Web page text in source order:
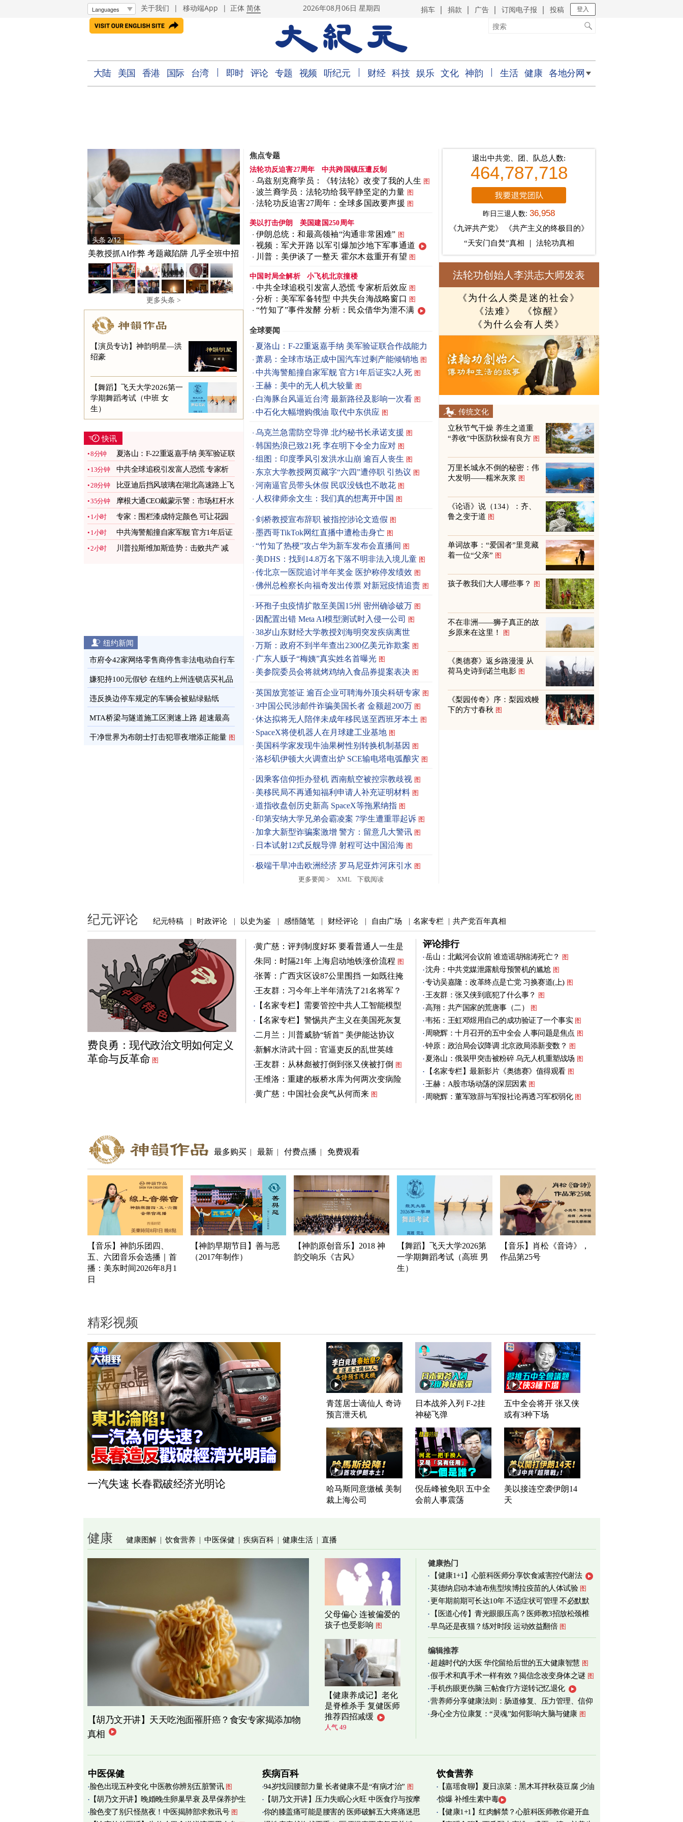
关于我们 | 移动端App | 正体 简体 2026年08月06日 星期四 捐车 捐款 广告 订阅电子报 投稿 登入
大陆 美国 香港 国际 台湾 即时 评论 专题 视频 听纪元 财经 科技 娱乐 文化 神韵 生活 健康 各地分网
头条 2/12
美教授抓AI作弊 考题藏陷阱 几乎全班中招
更多头条 >
【演员专访】神韵明星—洪
绍豪
【舞蹈】飞天大学2026第一
学期舞蹈考试（中班 女
生）
快讯
8分钟
夏洛山：F-22重返嘉手纳 美军验证联
合作战能力 图
13分钟
中共全球追税引发富人恐慌 专家析
后效应 图
28分钟
比亚迪后挡风玻璃在湖北高速路上飞
脱 击中后车
图
35分钟
摩根大通CEO戴蒙示警：市场杠杆水
准相当高 图
1小时
专家：围栏漆成特定颜色 可让花园
感觉变大 图
1小时
中共海警船撞自家军舰 官方1年后证
实2人死 图
2小时
川普拉斯维加斯造势：击败共产 减
纽约新闻
市府令42家网络零售商停售非法电动自行车
图
嫌犯持100元假钞 在纽约上州连锁店买礼品
卡 图
违反换边停车规定的车辆会被贴绿贴纸
MTA桥梁与隧道施工区测速上路 超速最高
罚100元 图
干净世界为布朗士打击犯罪夜增添正能量 图
焦点专题
法轮功反迫害27周年 中共跨国镇压遭反制
乌兹别克裔学员：《转法轮》改变了我的人生 图
波兰裔学员：法轮功给我平静坚定的力量 图
法轮功反迫害27周年：全球多国政要声援 图
美以打击伊朗 美国建国250周年
伊朗总统：和最高领袖“沟通非常困难” 图
视频：军犬开路 以军引爆加沙地下军事通道
川普：美伊谈了一整天 霍尔木兹重开有望 图
中国时局全解析 小飞机北京撞楼
中共全球追税引发富人恐慌 专家析后效应 图
分析：美军军备转型 中共失台海战略窗口 图
“竹知了”事件发酵 分析：民众借华为泄不满
全球要闻
夏洛山：F-22重返嘉手纳 美军验证联合作战能力
图
萧易：全球市场正成中国汽车过剩产能倾销地 图
中共海警船撞自家军舰 官方1年后证实2人死 图
王赫：美中的无人机大较量 图
白海豚台风逼近台湾 最新路径及影响一次看 图
中石化大幅增购俄油 取代中东供应 图
乌克兰急需防空导弹 北约秘书长承诺支援 图
韩国热浪已致21死 李在明下令全力应对 图
组图：印度季风引发洪水山崩 逾百人丧生 图
东京大学教授网页藏字“六四”遭停职 引热议 图
河南逼官员带头休假 民叹没钱也不敢花 图
人权律师余文生：我们真的想离开中国 图
剑桥教授宣布辞职 被指控涉论文造假 图
墨西哥TikTok网红直播中遭枪击身亡 图
“竹知了热梗”攻占华为新车发布会直播间 图
美DHS：找到14.8万名下落不明非法入境儿童 图
传北京一医院追讨半年奖金 医护称停发绩效 图
佛州总检察长向福奇发出传票 对新冠疫情追责 图
环孢子虫疫情扩散至美国15州 密州确诊破万 图
因配置出错 Meta AI模型测试时入侵一公司 图
38岁山东财经大学教授刘海明突发疾病离世
万斯：政府不到半年查出2300亿美元诈欺案 图
广东人贩子“梅姨”真实姓名首曝光 图
美参院委员会将就烤鸡纳入食品券提案表决 图
英国放宽签证 逾百企业可聘海外顶尖科研专家 图
3中国公民涉邮件诈骗美国长者 金额超200万 图
休达拟将无人陪伴未成年移民送至西班牙本土 图
SpaceX将使机器人在月球建工业基地 图
美国科学家发现牛油果树性别转换机制基因 图
洛杉矶伊顿大火调查出炉 SCE输电塔电弧酿灾 图
因乘客信仰拒办登机 西南航空被控宗教歧视 图
美移民局不再通知福利申请人补充证明材料 图
道指收盘创历史新高 SpaceX等拖累纳指 图
印第安纳大学兄弟会霸凌案 7学生遭重罪起诉 图
加拿大新型诈骗案激增 警方：留意几大警讯 图
日本试射12式反舰导弹 射程可达中国沿海 图
极端干旱冲击欧洲经济 罗马尼亚炸河床引水 图
更多要闻 >
XML 下载阅读
退出中共党、团、队总人数:
464,787,718
昨日三退人数:36,958
《九评共产党》
《共产主义的终极目的》
“天安门自焚”真相
法轮功真相
法轮功创始人李洪志大师发表
《为什么人类是迷的社会》
《法难》
《惊醒》
《为什么会有人类》
传统文化
立秋节气干燥 养生之道重
“养收”中医防秋燥有良方 图
万里长城永不倒的秘密：伟
大发明——糯米灰浆 图
《论语》说（134）：齐、
鲁之变于道 图
单词故事：“爱国者”里竟藏
着一位“父亲” 图
孩子教我们大人哪些事？ 图
不在非洲——狮子真正的故
乡原来在这里！
图
《奥德赛》返乡路漫漫 从
荷马史诗到诺兰电影 图
《梨园传奇》序：梨园戏幔
下的方寸春秋 图
纪元评论 纪元特稿 | 时政评论 | 以史为鉴 | 感悟随笔 | 财经评论 | 自由广场 | 名家专栏 | 共产党百年真相
费良勇：现代政治文明如何定义
革命与反革命 图
黄广慈：评判制度好坏 要看普通人一生是
否安稳
图
朱同：时隔21年 上海启动地铁涨价流程 图
张菁：广西灾区设87公里围挡 一如既往掩
盖真相 图
王友群：习今年上半年清洗了21名将军？
图
【名家专栏】需要管控中共人工智能模型
图
【名家专栏】警惕共产主义在美国死灰复
燃 图
二月兰：川普威胁“斩首” 美伊能达协议
吗？ 图
新解水浒武十回：官逼吏反的乱世英雄
（3） 图
王友群：从林彪被打倒到张又侠被打倒 图
王维洛：重建的板桥水库为何两次变病险
水库？
图
黄广慈：中国社会戾气从何而来 图
评论排行
岳山：北戴河会议前 谁造谣胡锦涛死亡？ 图
沈舟：中共党媒泄露航母预警机的尴尬 图
专访吴嘉隆：改革终点是亡党 习换赛道(上) 图
王友群：张又侠到底犯了什么事？ 图
高翔：共产国家的荒唐事（二） 图
韦拓：王虹邓煜用自己的成功验证了一个事实 图
周晓辉：十月召开的五中全会 人事问题是焦点 图
钟原：政治局会议降调 北京政局添新变数？ 图
夏洛山：俄装甲突击被粉碎 乌无人机重塑战场 图
【名家专栏】最新影片《奥德赛》值得观看 图
王赫：A股市场动荡的深层因素 图
周晓辉：董军致辞与军报社论再透习军权弱化 图
最多购买 | 最新 | 付费点播 | 免费观看
【音乐】神韵乐团四、
五、六团音乐会选播｜首
播：美东时间2026年8月1
日
【神韵早期节目】善与恶
（2017年制作）
【神韵原创音乐】2018 神
韵交响乐《古风》
【舞蹈】飞天大学2026第
一学期舞蹈考试（高班 男
生）
【音乐】肖松《音诗》，
作品第25号
精彩视频
一汽失速 长春戳破经济光明论
青莲居士谪仙人 奇诗
预言泄天机
日本战斧入列 F-2挂
神秘飞弹
五中全会将开 张又侠
或有3种下场
哈马斯同意缴械 美制
裁上海公司
倪岳峰被免职 五中全
会前人事震荡
美以接连空袭伊朗14
天
健康 健康图解 | 饮食营养 | 中医保健 | 疾病百科 | 健康生活 | 直播
【胡乃文开讲】天天吃泡面罹肝癌？食安专家揭添加物
真相
父母偏心 连被偏爱的
孩子也受影响 图
【健康养成记】老化
是脊椎杀手 复健医师
推荐四招减缓
人气 49
健康热门
【健康1+1】心脏科医师分享饮食减害控代谢法
莫德纳启动本迪布焦型埃博拉疫苗的人体试验 图
更年期前期可长达10年 不适症状可管理 不必默默
忍受 图
【医道心传】青光眼眼压高？医师教3招放松颈椎
图
早鸟还是夜猫？练对时段 运动效益翻倍 图
编辑推荐
超越时代的大医 华佗留给后世的五大健康智慧 图
假手术和真手术一样有效？揭信念改变身体之谜 图
手机伤眼更伤脑 三帖食疗方逆转记忆退化
营养师分享健康法则：肠道修复、压力管理、信仰
实践 图
身心全方位康复：“灵魂”如何影响大脑与健康 图
中医保健
脸色出现五种变化 中医教你辨别五脏警讯 图
【胡乃文开讲】晚婚晚生卵巢早衰 及早保养护生
育
脸色变了别只怪熬夜！中医揭肺部求救讯号 图
疾病百科
94岁找回腰部力量 长者健康不是“有病才治” 图
【胡乃文开讲】压力失眠心火旺 中医食疗与按摩
自救
你的膝盖痛可能是腰害的 医师破解五大疼痛迷思
饮食营养
【嘉瑶食聊】夏日凉菜：黑木耳拌秋葵豆腐 少油
烟清爽养心 图
惊爆 补维生素中毒
【健康1+1】红肉解禁？心脏科医师教你避开血